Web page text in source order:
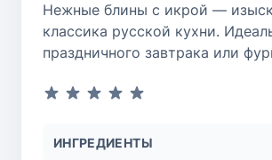
Нежные блины с икрой —
классика русской кухни.
праздничного завтрака или
ИНГРЕДИЕНТЫ